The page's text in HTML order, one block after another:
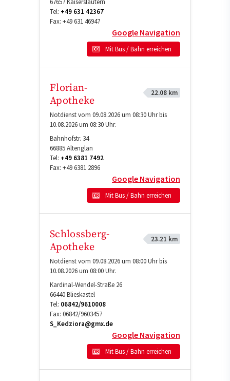
67657 Kaiserslautern
Tel: +49 631 42367
Fax: +49 631 46947
Google Navigation
Mit Bus / Bahn erreichen
Florian-
Apotheke
22.08 km
Notdienst vom 09.08.2026 um 08:30 Uhr bis
10.08.2026 um 08:30 Uhr.
Bahnhofstr. 34
66885Altenglan
Tel: +49 6381 7492
Fax: +49 6381 2896
Google Navigation
Mit Bus / Bahn erreichen
Schlossberg-
Apotheke
23.21 km
Notdienst vom 09.08.2026 um 08:00 Uhr bis
10.08.2026 um 08:00 Uhr.
Kardinal-Wendel-Straße 26
66440Blieskastel
Tel: 06842/9610008
Fax: 06842/9603457
S_Kedziora@gmx.de
Google Navigation
Mit Bus / Bahn erreichen